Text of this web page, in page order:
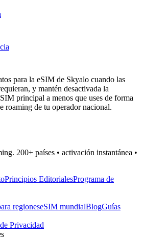
para la eSIM de Skyalo cuando las
y mantén desactivada la
principal a menos que uses de forma
roaming de tu operador nacional.
200+ países • activación instantánea •
Principios EditorialesPrograma de
regioneseSIM mundialBlogGuías
Privacidad